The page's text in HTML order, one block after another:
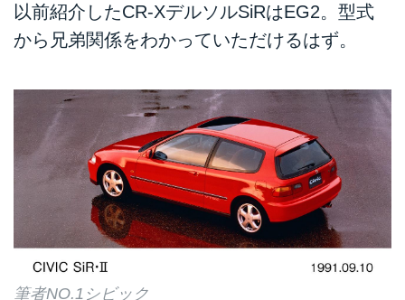
以前紹介したCR-XデルソルSiRはEG2。型式
から兄弟関係をわかっていただけるはず。
筆者NO.1シビック